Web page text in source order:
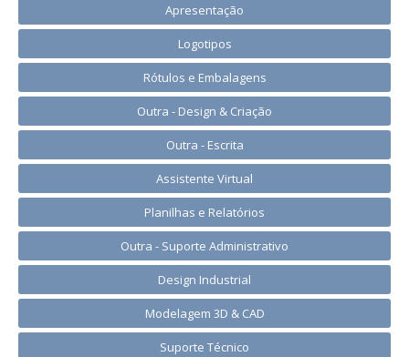
Apresentação
Logotipos
Rótulos e Embalagens
Outra - Design & Criação
Outra - Escrita
Assistente Virtual
Planilhas e Relatórios
Outra - Suporte Administrativo
Design Industrial
Modelagem 3D & CAD
Suporte Técnico